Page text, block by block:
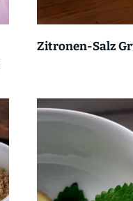
Zitronen-Salz